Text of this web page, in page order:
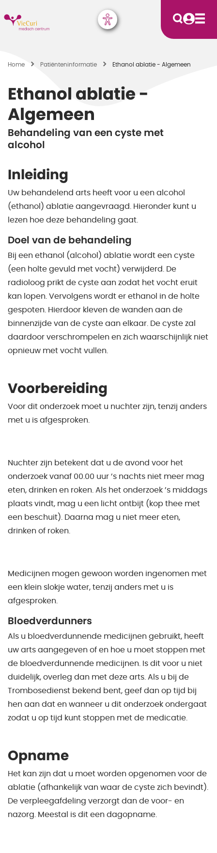
Home Patiënten­informatie Ethanol ablatie - Algemeen
Ethanol ablatie -
Algemeen
Behandeling van een cyste met
alcohol
Inleiding
Uw behandelend arts heeft voor u een alcohol
(ethanol) ablatie aangevraagd. Hieronder kunt u
lezen hoe deze behandeling gaat.
Doel van de behandeling
Bij een ethanol (alcohol) ablatie wordt een cyste
(een holte gevuld met vocht) verwijderd. De
radioloog prikt de cyste aan zodat het vocht eruit
kan lopen. Vervolgens wordt er ethanol in de holte
gespoten. Hierdoor kleven de wanden aan de
binnenzijde van de cyste aan elkaar. De cyste zal
daardoor verschrompelen en zich waarschijnlijk niet
opnieuw met vocht vullen.
Voorbereiding
Voor dit onderzoek moet u nuchter zijn, tenzij anders
met u is afgesproken.
Nuchter zijn betekent dat u de avond voor het
onderzoek vanaf 00.00 uur ’s nachts niet meer mag
eten, drinken en roken. Als het onderzoek ’s middags
plaats vindt, mag u een licht ontbijt (kop thee met
een beschuit). Daarna mag u niet meer eten,
drinken of roken.
Medicijnen mogen gewoon worden ingenomen met
een klein slokje water, tenzij anders met u is
afgesproken.
Bloedverdunners
Als u bloedverdunnende medicijnen gebruikt, heeft
uw arts aangegeven of en hoe u moet stoppen met
de bloedverdunnende medicijnen. Is dit voor u niet
duidelijk, overleg dan met deze arts. Als u bij de
Trombosedienst bekend bent, geef dan op tijd bij
hen aan dat en wanneer u dit onderzoek ondergaat
zodat u op tijd kunt stoppen met de medicatie.
Opname
Het kan zijn dat u moet worden opgenomen voor de
ablatie (afhankelijk van waar de cyste zich bevindt).
De verpleegafdeling verzorgt dan de voor- en
nazorg. Meestal is dit een dagopname.